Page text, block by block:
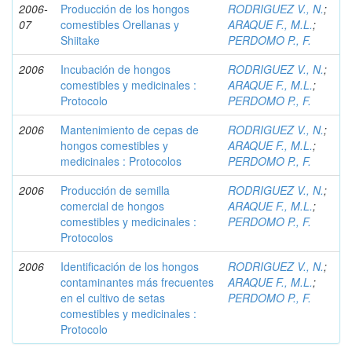
2006-
07
Producción de los hongos
comestibles Orellanas y
Shiitake
RODRIGUEZ V., N.;
ARAQUE F., M.L.;
PERDOMO P., F.
2006
Incubación de hongos
comestibles y medicinales :
Protocolo
RODRIGUEZ V., N.;
ARAQUE F., M.L.;
PERDOMO P., F.
2006
Mantenimiento de cepas de
hongos comestibles y
medicinales : Protocolos
RODRIGUEZ V., N.;
ARAQUE F., M.L.;
PERDOMO P., F.
2006
Producción de semilla
comercial de hongos
comestibles y medicinales :
Protocolos
RODRIGUEZ V., N.;
ARAQUE F., M.L.;
PERDOMO P., F.
2006
Identificación de los hongos
contaminantes más frecuentes
en el cultivo de setas
comestibles y medicinales :
Protocolo
RODRIGUEZ V., N.;
ARAQUE F., M.L.;
PERDOMO P., F.